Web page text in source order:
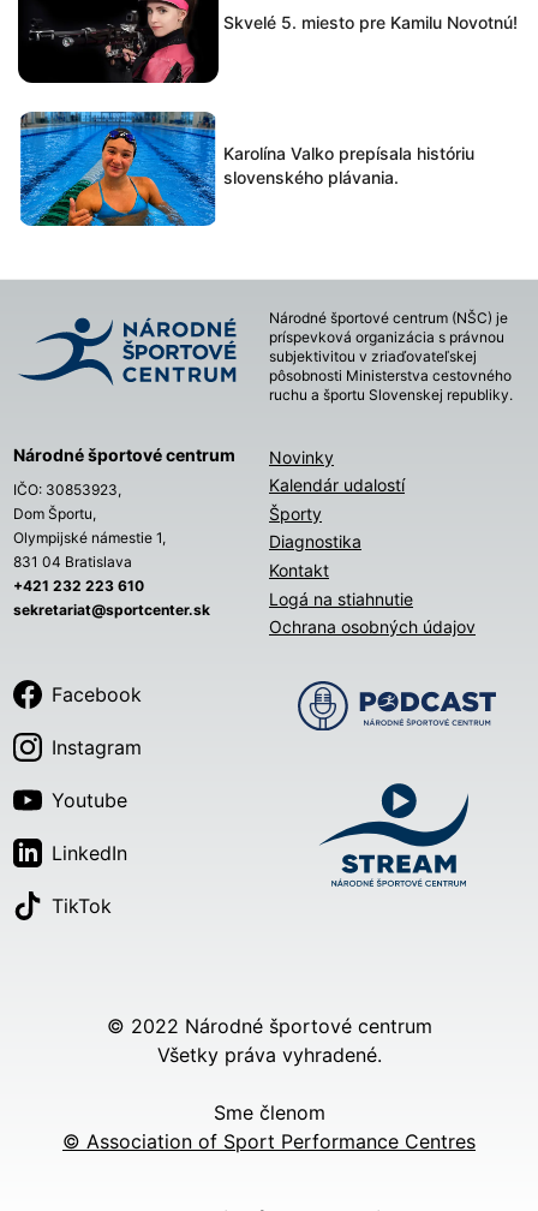
Skvelé 5. miesto pre Kamilu Novotnú!
Karolína Valko prepísala históriu
slovenského plávania.
Národné športové centrum (NŠC) je
príspevková organizácia s právnou
subjektivitou v zriaďovateľskej
pôsobnosti Ministerstva cestovného
ruchu a športu Slovenskej republiky.
Národné športové centrum
IČO: 30853923,
Dom Športu,
Olympijské námestie 1,
831 04 Bratislava
+421 232 223 610
sekretariat@sportcenter.sk
Novinky
Kalendár udalostí
Športy
Diagnostika
Kontakt
Logá na stiahnutie
Ochrana osobných údajov
Facebook
Instagram
Youtube
LinkedIn
TikTok
© 2022 Národné športové centrum
Všetky práva vyhradené.
Sme členom
© Association of Sport Performance Centres